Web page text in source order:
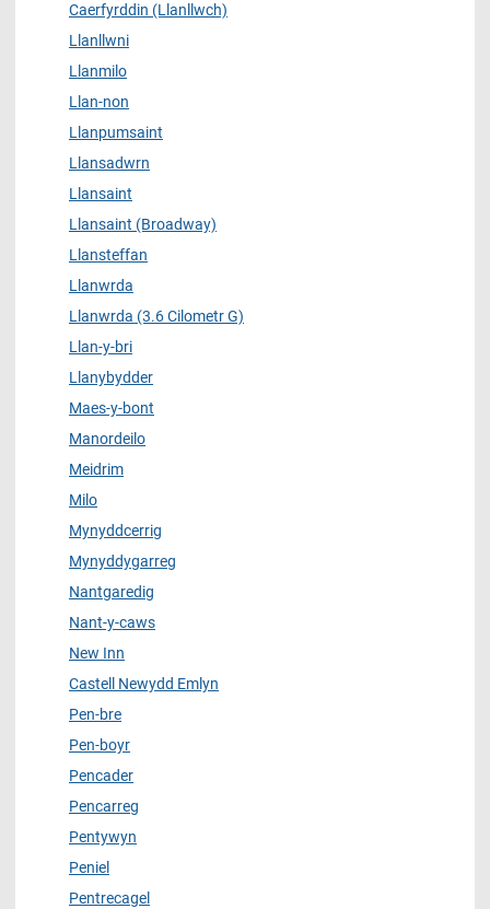
Caerfyrddin (Llanllwch)
Llanllwni
Llanmilo
Llan-non
Llanpumsaint
Llansadwrn
Llansaint
Llansaint (Broadway)
Llansteffan
Llanwrda
Llanwrda (3.6 Cilometr G)
Llan-y-bri
Llanybydder
Maes-y-bont
Manordeilo
Meidrim
Milo
Mynyddcerrig
Mynyddygarreg
Nantgaredig
Nant-y-caws
New Inn
Castell Newydd Emlyn
Pen-bre
Pen-boyr
Pencader
Pencarreg
Pentywyn
Peniel
Pentrecagel